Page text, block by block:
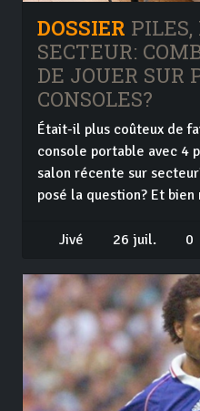
DOSSIER
SECTEUR:
DE JOUER SUR
CONSOLES?
Était-il plus coûteux de
console portable avec 4
salon récente sur
posé la question? Et bien
Jivé 26 juil. 0